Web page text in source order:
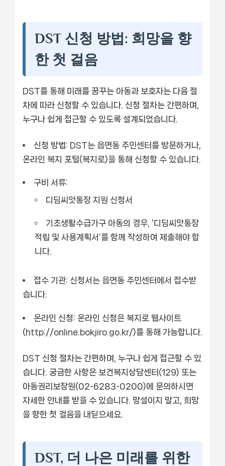
DST 신청 방법: 희망을 향
한 첫 걸음
DST를 통해 미래를 꿈꾸는 아동과 보호자는 다음 절
차에 따라 신청할 수 있습니다. 신청 절차는 간편하며,
누구나 쉽게 접근할 수 있도록 설계되었습니다.
신청 방법: DST는 읍면동 주민센터를 방문하거나,
온라인 복지 포털(복지로)을 통해 신청할 수 있습니다.
구비 서류:
디딤씨앗통장 지원 신청서
기초생활수급가구 아동의 경우, ‘디딤씨앗통장
적립 및 사용계획서’를 함께 작성하여 제출해야 합
니다.
접수 기관: 신청서는 읍면동 주민센터에서 접수받
습니다.
온라인 신청: 온라인 신청은 복지로 웹사이트
(http://online.bokjiro.go.kr/)를 통해 가능합니다.
DST 신청 절차는 간편하며, 누구나 쉽게 접근할 수 있
습니다. 궁금한 사항은 보건복지상담센터(129) 또는
아동권리보장원(02-6283-0200)에 문의하시면
자세한 안내를 받을 수 있습니다. 망설이지 말고, 희망
을 향한 첫 걸음을 내딛으세요.
DST, 더 나은 미래를 위한